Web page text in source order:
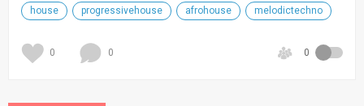
house progressivehouse afrohouse melodictechno
0 0 0